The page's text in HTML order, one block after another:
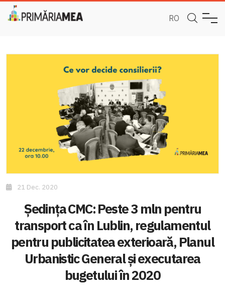
RO
21 Dec. 2020
Ședința CMC: Peste 3 mln pentru
transport ca în Lublin, regulamentul
pentru publicitatea exterioară, Planul
Urbanistic General și executarea
bugetului în 2020